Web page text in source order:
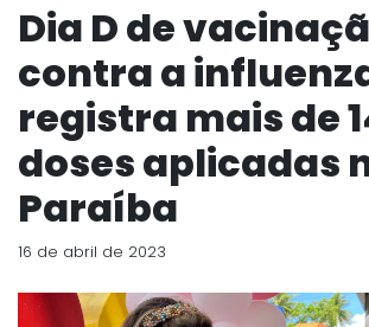
Dia D de
contra a
registra mais de
doses aplicadas
Paraíba
16 de abril de 2023